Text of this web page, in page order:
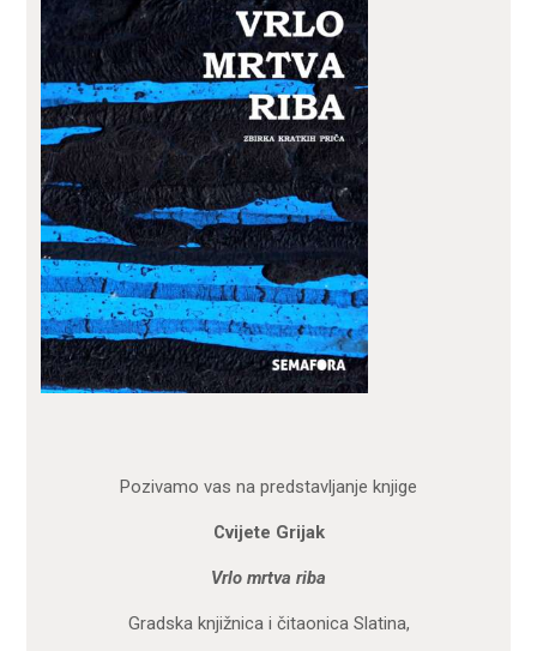
Pozivamo vas na predstavljanje knjige
Cvijete Grijak
Vrlo mrtva riba
Gradska knjižnica i čitaonica Slatina,